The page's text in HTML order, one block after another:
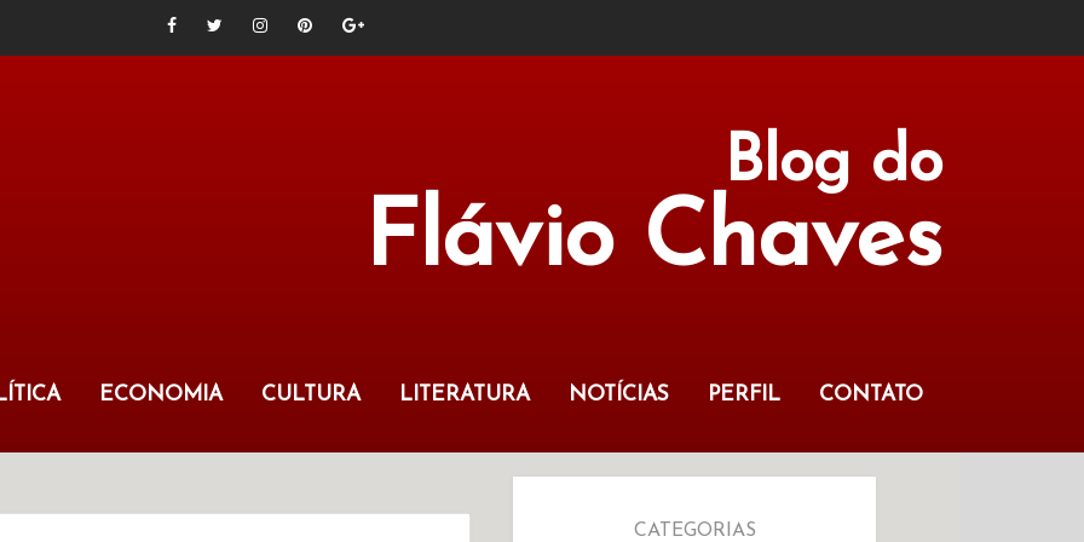
Blog do
Flávio Chaves
ECONOMIA CULTURA LITERATURA NOTÍCIAS PERFIL CONTATO
CATEGORIAS